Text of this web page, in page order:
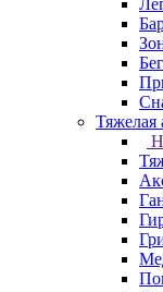
Бег
Тяжелая